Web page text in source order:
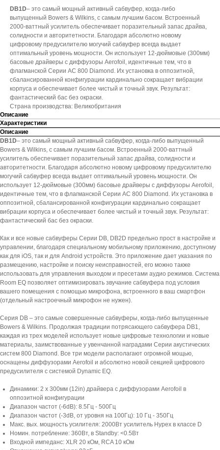
DB1D– это самый мощный активный сабвуфер, когда-либо
выпущенный Bowers & Wilkins, с самым лучшим басом. Встроенный
2000-ваттный усилитель обеспечивает поразительный запас драйва,
солидности и авторитетности. Благодаря абсолютно новому
цифровому предусилителю могучий сабвуфер всегда выдает
оптимальный уровень мощности. Он использует 12-дюймовые (300мм)
басовые драйверы с диффузоры Aerofoil, идентичные тем, что в
флагманской Серии АС 800 Diamond. Их установка в оппозитной,
сбалансированной конфигурации кардинально сокращает вибрации
корпуса и обеспечивает более чистый и точный звук. Результат:
фантастический бас без окраски.
Страна производства: Великобритания
Описание
Характеристики
Описание
DB1D– это самый мощный активный сабвуфер, когда-либо выпущенный
Bowers & Wilkins, с самым лучшим басом. Встроенный 2000-ваттный
усилитель обеспечивает поразительный запас драйва, солидности и
авторитетности. Благодаря абсолютно новому цифровому предусилителю
могучий сабвуфер всегда выдает оптимальный уровень мощности. Он
использует 12-дюймовые (300мм) басовые драйверы с диффузоры Aerofoil,
идентичные тем, что в флагманской Серии АС 800 Diamond. Их установка в
оппозитной, сбалансированной конфигурации кардинально сокращает
вибрации корпуса и обеспечивает более чистый и точный звук. Результат:
фантастический бас без окраски.
Как и все новые сабвуферы Серии DB, DB2D предельно прост в настройке и
управлении, благодаря специальному мобильному приложению, доступному
как для iOS, так и для Android устройств. Это приложение дает указания по
размещению, настройке и поиску неисправностей, его можно также
использовать для управления выходом и пресетами аудио режимов. Система
Room EQ позволяет оптимизировать звучание сабвуфера под условия
вашего помещения с помощью микрофона, встроенного в ваш смартфон
(отдельный настроечный микрофон не нужен).
Серия DB – это самые совершенные сабвуферы, когда-либо выпущенные
Bowers & Wilkins. Продолжая традиции потрясающего сабвуфера DB1,
каждая из трех моделей использует новые цифровые технологии и новые
материалы, заимствованные у увенчанной наградами Серии акустических
систем 800 Diamond. Все три модели располагают огромной мощью,
оснащены диффузорами Aerofoil и абсолютно новой секцией цифрового
предусилителя с системой Dynamic EQ.
Динамики: 2 x 300мм (12in) драйвера с диффузорами Aerofoil в
оппозитной конфигурации
Диапазон частот (-6dB): 8.5Гц - 500Гц
Диапазон частот (-3dB, от уровня на 100Гц): 10 Гц - 350Гц
Макс. вых. мощность усилителя: 2000Вт усилитель Hypex в классе D
Номин. потребление: 360Вт, в Standby: <0.5Вт
Входной импеданс: XLR 20 кОм, RCA 10 кОм